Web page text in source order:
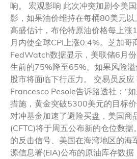
响。 宏观影响 此次冲突加剧令美
影，如果油价维持在每桶80美元以
高盛估计，布伦特原油价格每上
月内使全球CPI上涨0.4%。芝加哥
FedWatch数据显示，美联储6月
生前的75%降至65%。如果风险
股市将面临下行压力。 交易员反
Francesco Pesole告诉路透社：“
措施，黄金突破5300美元的目标
对冲基金加速了避险买盘，美国商
(CFTC)将于周五公布新的仓位数
的反击信号、美国在海湾地区的海
源信息署(EIA)公布的原油库存数